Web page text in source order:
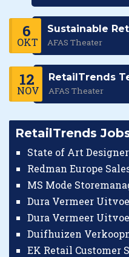
6
OKT
Sustainable
AFAS Theater
12
NOV
RetailTrends
AFAS Theater
RetailTrends
State of Art Designer
Redman Europe
MS Mode
Dura Vermeer
Dura Vermeer
Duifhuizen
EK Retail Customer